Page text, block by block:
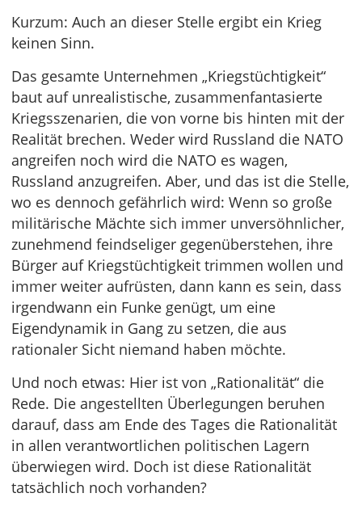
Kurzum: Auch an dieser Stelle ergibt ein Krieg
keinen Sinn.
Das gesamte Unternehmen „Kriegstüchtigkeit“
baut auf unrealistische, zusammenfantasierte
Kriegsszenarien, die von vorne bis hinten mit der
Realität brechen. Weder wird Russland die NATO
angreifen noch wird die NATO es wagen,
Russland anzugreifen. Aber, und das ist die Stelle,
wo es dennoch gefährlich wird: Wenn so große
militärische Mächte sich immer unversöhnlicher,
zunehmend feindseliger gegenüberstehen, ihre
Bürger auf Kriegstüchtigkeit trimmen wollen und
immer weiter aufrüsten, dann kann es sein, dass
irgendwann ein Funke genügt, um eine
Eigendynamik in Gang zu setzen, die aus
rationaler Sicht niemand haben möchte.
Und noch etwas: Hier ist von „Rationalität“ die
Rede. Die angestellten Überlegungen beruhen
darauf, dass am Ende des Tages die Rationalität
in allen verantwortlichen politischen Lagern
überwiegen wird. Doch ist diese Rationalität
tatsächlich noch vorhanden?